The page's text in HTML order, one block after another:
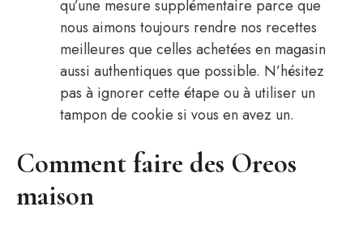
qu’une mesure supplémentaire parce que
nous aimons toujours rendre nos recettes
meilleures que celles achetées en magasin
aussi authentiques que possible. N’hésitez
pas à ignorer cette étape ou à utiliser un
tampon de cookie si vous en avez un.
Comment faire des Oreos
maison